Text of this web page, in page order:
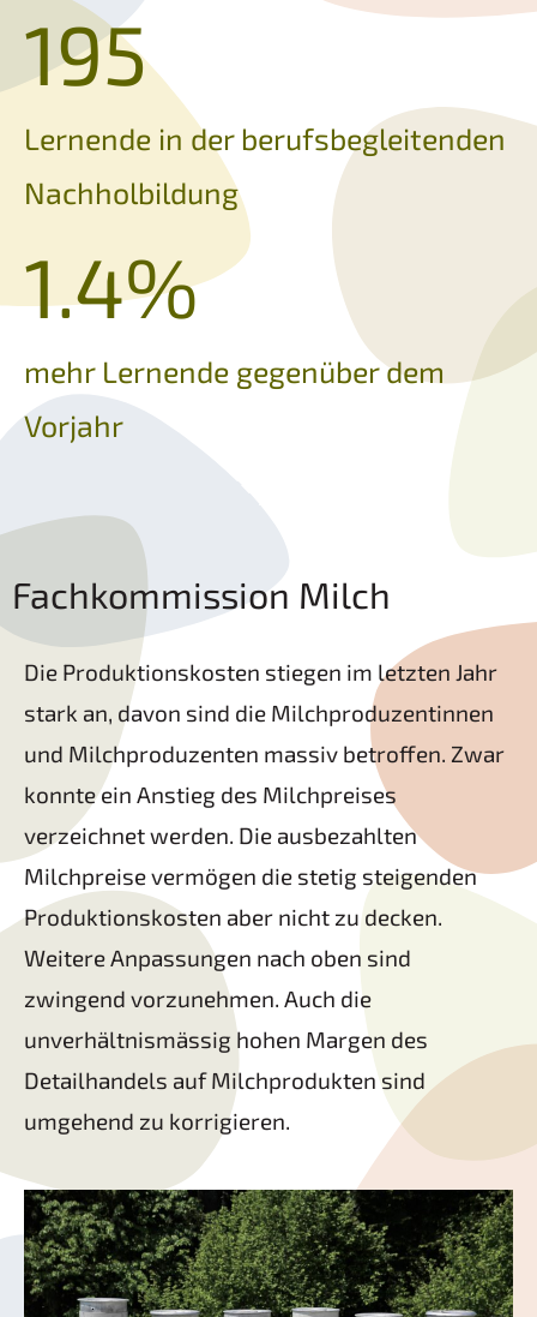
Lernende in der berufsbegleitenden
Nachholbildung​
195
mehr Lernende gegenüber dem
Vorjahr
1.4%
Fachkommission Milch
Die Produktionskosten stiegen im letzten Jahr
stark an, davon sind die Milchproduzentinnen
und Milchproduzenten massiv betroffen. Zwar
konnte ein Anstieg des Milchpreises
verzeichnet werden. Die ausbezahlten
Milchpreise vermögen die stetig steigenden
Produktionskosten aber nicht zu decken.
Weitere Anpassungen nach oben sind
zwingend vorzunehmen. Auch die
unverhältnismässig hohen Margen des
Detailhandels auf Milchprodukten sind
umgehend zu korrigieren.